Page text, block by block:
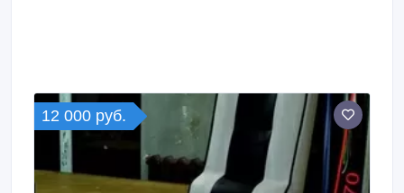
12 000 руб.